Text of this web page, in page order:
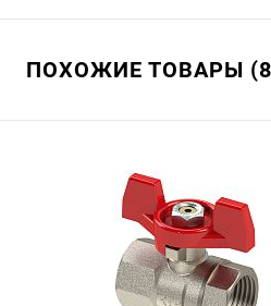
ПОХОЖИЕ ТОВАРЫ